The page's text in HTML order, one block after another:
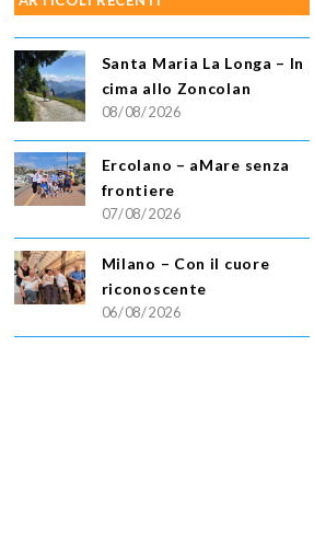
Santa Maria La Longa – In
cima allo Zoncolan
08/08/2026
Ercolano – aMare senza
frontiere
07/08/2026
Milano – Con il cuore
riconoscente
06/08/2026